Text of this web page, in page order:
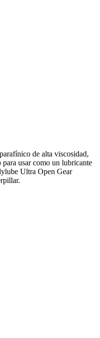
de alta viscosidad,
usar como un lubricante
Ultra Open Gear